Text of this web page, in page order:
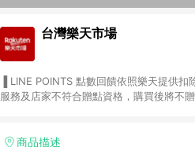
台灣樂天市場
服務及店家不符合贈點資格，購買後將不
享有 LINE POINTS 回饋。 (3) 若購買之訂單（包含預購商品）未符合樂天市場 45 天內完成訂單出貨及結帳，則不符
商品描述